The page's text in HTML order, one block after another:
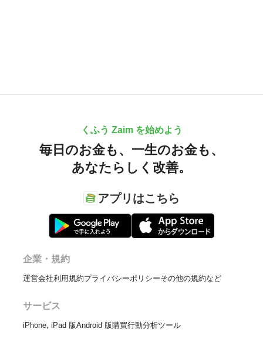
くふう Zaim を始めよう
毎日のお金も、 一生のお金も、
あなたらしく改善。
アプリはこちら
企業・規約
運営会社利用規約プライバシーポリシーその他の規約など
サービス
iPhone, iPad 版Android 版購買行動分析ツール